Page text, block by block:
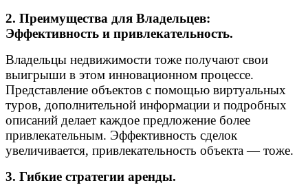
2. Преимущества для Владельцев:
Эффективность и привлекательность.
Владельцы недвижимости тоже получают свои
выигрыши в этом инновационном процессе.
Представление объектов с помощью виртуальных
туров, дополнительной информации и подробных
описаний делает каждое предложение более
привлекательным. Эффективность сделок
увеличивается, привлекательность объекта — тоже.
3. Гибкие стратегии аренды.